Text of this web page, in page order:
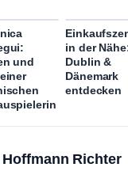
und
in der
Dublin &
Dänemark
entdecken
Richter